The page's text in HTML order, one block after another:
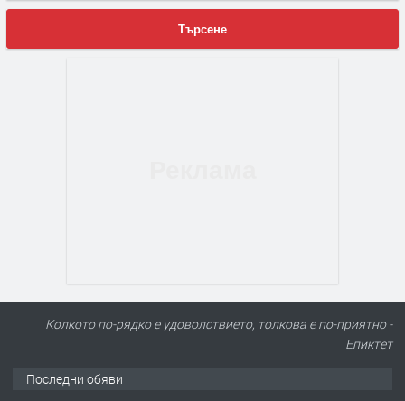
Търсене
Колкото по-рядко е удоволствието, толкова е по-приятно -
Епиктет
Последни обяви